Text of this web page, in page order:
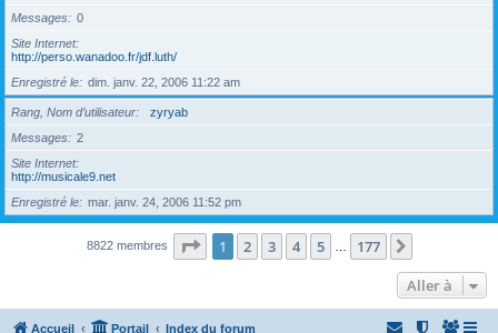
Messages
0
Site Internet
http://perso.wanadoo.fr/jdf.luth/
Enregistré le
dim. janv. 22, 2006 11:22 am
Rang, Nom d’utilisateur
zyryab
Messages
2
Site Internet
http://musicale9.net
Enregistré le
mar. janv. 24, 2006 11:52 pm
8822 membres Page 1sur177
1 2 3 4 5 177
Aller à
Accueil Portail Index du forum